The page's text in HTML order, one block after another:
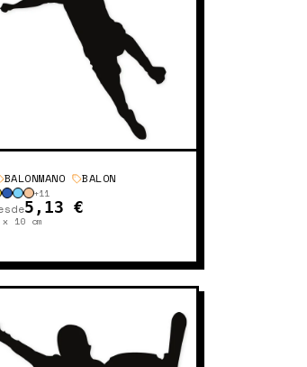
BALONMANO BALON
+11
5,13 €
10 cm